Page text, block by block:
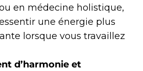
en médecine holistique,
une énergie plus
lorsque vous travaillez
d’harmonie et